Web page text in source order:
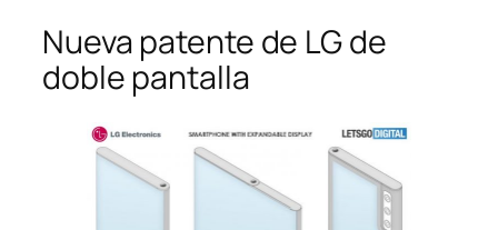
Nueva patente de LG de
doble pantalla